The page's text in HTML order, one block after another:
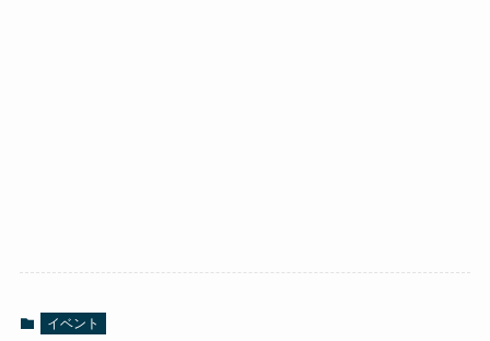
イベント